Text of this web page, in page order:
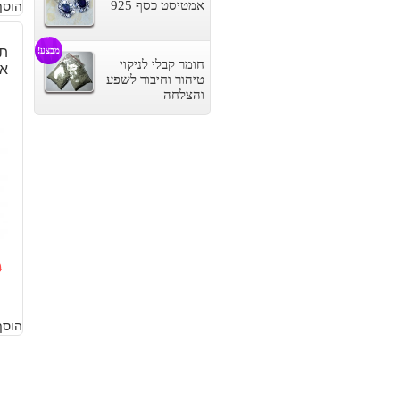
אמטיסט כסף 925
חומר קבלי לניקוי
טיהור וחיבור לשפע
והצלחה
מבצע!